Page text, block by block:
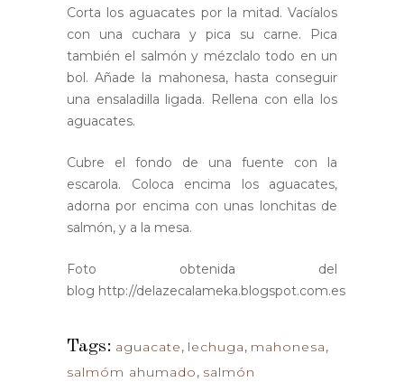
Corta los aguacates por la mitad. Vacíalos
con una cuchara y pica su carne. Pica
también el salmón y mézclalo todo en un
bol. Añade la mahonesa, hasta conseguir
una ensaladilla ligada. Rellena con ella los
aguacates.
Cubre el fondo de una fuente con la
escarola. Coloca encima los aguacates,
adorna por encima con unas lonchitas de
salmón, y a la mesa.
Foto obtenida del
blog http://delazecalameka.blogspot.com.es
Tags: aguacate, lechuga, mahonesa,
salmóm ahumado, salmón